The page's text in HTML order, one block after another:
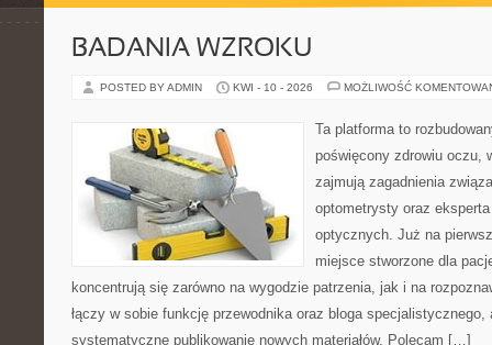
BADANIA WZROKU
POSTED BY ADMIN KWI - 10 - 2026 MOŻLIWOŚĆ
Ta platforma to
poświęcony zdrowiu oczu,
zajmują zagadnienia
optometrysty oraz
optycznych. Już na
miejsce stworzone dla
koncentrują się zarówno na wygodzie patrzenia, jak i na
łączy w sobie funkcję przewodnika oraz bloga specjalistycznego,
systematyczne publikowanie nowych materiałów. Polecam […]